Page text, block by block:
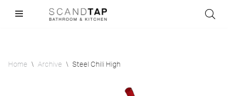
Home \ Archive \ Steel Chili High